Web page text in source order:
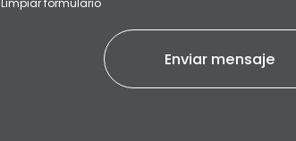
Limpiar formulario